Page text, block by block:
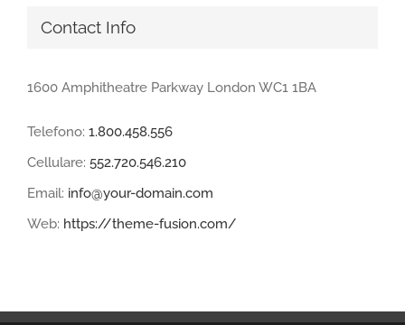
Contact Info
1600 Amphitheatre Parkway London WC1 1BA
Telefono: 1.800.458.556
Cellulare: 552.720.546.210
Email: info@your-domain.com
Web: https://theme-fusion.com/